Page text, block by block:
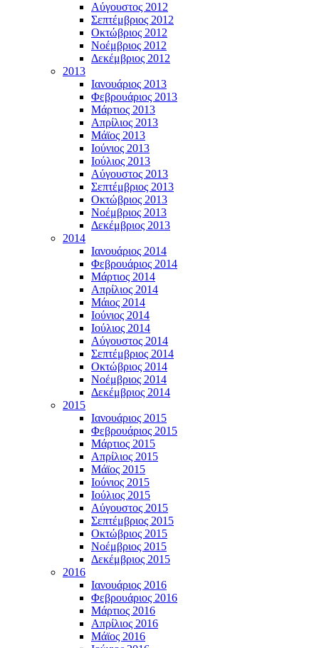
Αύγουστος 2012
Σεπτέμβριος 2012
Οκτώβριος 2012
Νοέμβριος 2012
Δεκέμβριος 2012
2013
Ιανουάριος 2013
Φεβρουάριος 2013
Μάρτιος 2013
Απρίλιος 2013
Μάϊος 2013
Ιούνιος 2013
Ιούλιος 2013
Αύγουστος 2013
Σεπτέμβριος 2013
Οκτώβριος 2013
Νοέμβριος 2013
Δεκέμβριος 2013
2014
Ιανουάριος 2014
Φεβρουάριος 2014
Μάρτιος 2014
Απρίλιος 2014
Μάιος 2014
Ιούνιος 2014
Ιούλιος 2014
Αύγουστος 2014
Σεπτέμβριος 2014
Οκτώβριος 2014
Νοέμβριος 2014
Δεκέμβριος 2014
2015
Ιανουάριος 2015
Φεβρουάριος 2015
Μάρτιος 2015
Απρίλιος 2015
Μάϊος 2015
Ιούνιος 2015
Ιούλιος 2015
Αύγουστος 2015
Σεπτέμβριος 2015
Οκτώβριος 2015
Νοέμβριος 2015
Δεκέμβριος 2015
2016
Ιανουάριος 2016
Φεβρουάριος 2016
Μάρτιος 2016
Απρίλιος 2016
Μάϊος 2016